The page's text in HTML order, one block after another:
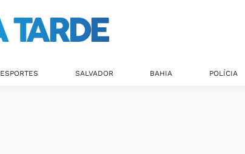
ESPORTES SALVADOR BAHIA POLÍCIA